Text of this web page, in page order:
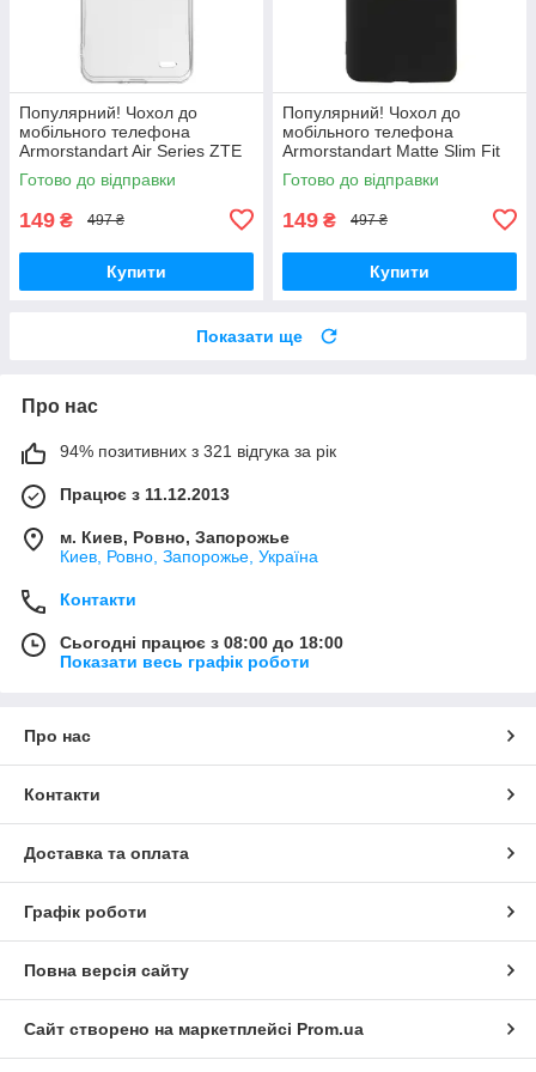
Популярний! Чохол до
мобільного телефона
Armorstandart Air Series ZTE
Blade A52 Transparent
(ARM63123) - Краща якість
Готово до відправки
149 ₴ 497 ₴
Купити
Популярний! Чохол до
мобільного телефона
Armorstandart Matte Slim Fit
Motorola E40 Camera cover
Black (ARM63050) - Краща
Готово до відправки
149 ₴ 497 ₴
Купити
Показати ще
Про нас
94% позитивних з 321 відгука за рік
Працює з 11.12.2013
м. Киев, Ровно, Запорожье
Киев, Ровно, Запорожье, Україна
Контакти
Сьогодні працює з 08:00 до 18:00
Показати весь графік роботи
Про нас
Контакти
Доставка та оплата
Графік роботи
Повна версія сайту
Сайт створено на маркетплейсі Prom.ua